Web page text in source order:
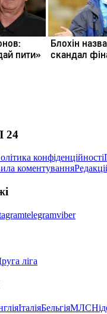
24
конфіденційності
коментування
telegramviber
ліга
ІталіяБельгіяМЛС